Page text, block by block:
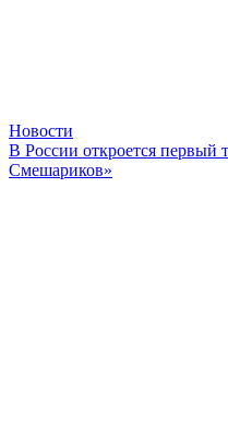
Новости
В России откроется первый
Смешариков»